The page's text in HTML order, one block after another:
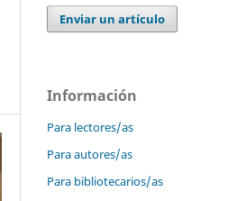
Enviar un artículo
Información
Para lectores/as
Para autores/as
Para bibliotecarios/as